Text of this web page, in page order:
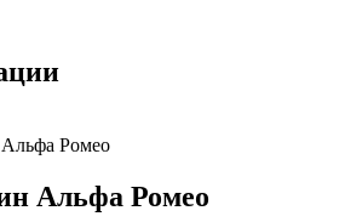
Ромео
Альфа Ромео